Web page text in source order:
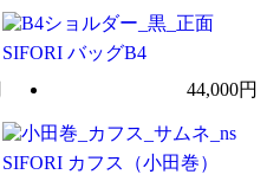
SIFORI バッグB4
44,000円
SIFORI カフス（小田巻）